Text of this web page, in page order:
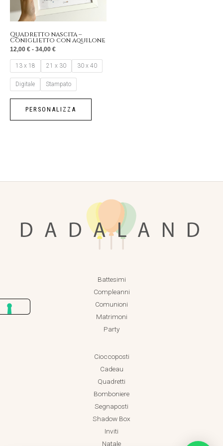
Quadretto nascita –
Coniglietto con aquilone
12,00 € - 34,00 €
13 x 18 21 x 30 30 x 40
Digitale Stampato
PERSONALIZZA
opzioni
scelte
pagina
Battesimi
Compleanni
Comunioni
Matrimoni
Party
Cioccoposti
Cadeau
Quadretti
Bomboniere
Segnaposti
Shadow Box
Inviti
Natale